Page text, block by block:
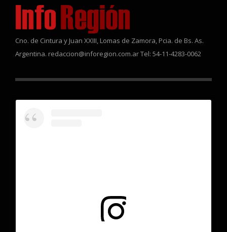
Cno. de Cintura y Juan XXIII, Lomas de Zamora, Pcia. de Bs. As.
Argentina. redaccion@inforegion.com.ar Tel: 54-11-4283-0062